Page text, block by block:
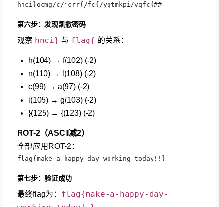
hnci}ocmg/c/jcrr{/fc{/yqtmkpi/vqfc{##
第六步：发现凯撒密码
观察 hnci} 与 flag{ 的关系：
h(104) → f(102) (-2)
n(110) → l(108) (-2)
c(99) → a(97) (-2)
i(105) → g(103) (-2)
}(125) → {(123) (-2)
ROT-2（ASCII减2）
全部应用ROT-2：
flag{make-a-happy-day-working-today!!}
第七步：验证成功
最终flag为： flag{make-a-happy-day-